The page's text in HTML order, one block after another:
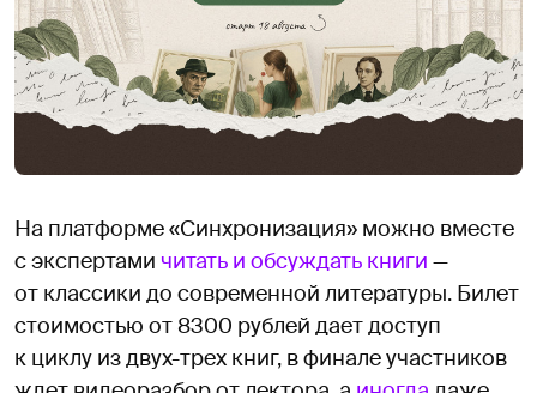
На платформе «Синхронизация» можно вместе
с экспертами читать и обсуждать книги —
от классики до современной литературы. Билет
стоимостью от 8300 рублей дает доступ
к циклу из двух-трех книг, в финале участников